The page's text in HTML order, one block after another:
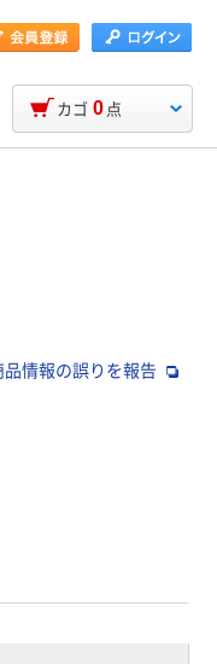
カゴ 0 点
品情報の誤りを報告